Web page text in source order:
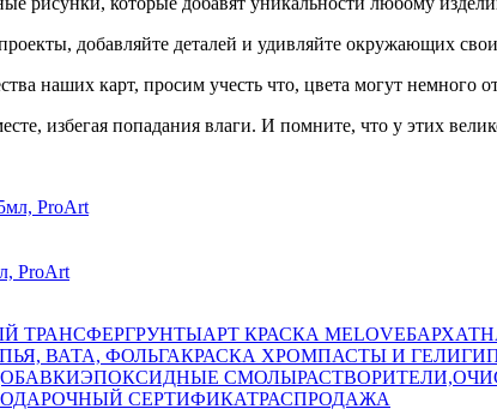
добавляйте деталей и удивляйте окружающих
наших карт, просим учесть что, цвета могут немного
избегая попадания влаги. И помните, что у этих
ProArt
ТРАНСФЕРГРУНТЫАРТ КРАСКА MELOVE
ВАТА, ФОЛЬГАКРАСКА ХРОМПАСТЫ И ГЕЛИ
ЭПОКСИДНЫЕ СМОЛЫ
СЕРТИФИКАТРАСПРОДАЖА